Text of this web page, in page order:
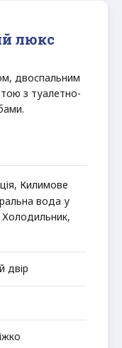
люкс
двоспальним
з туалетно-
, Килимове
вода у
Холодильник,
двір